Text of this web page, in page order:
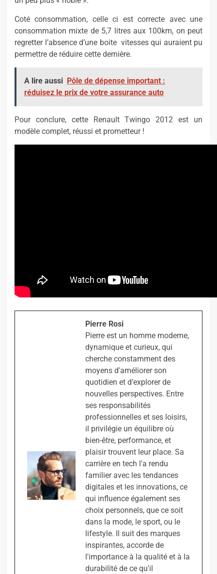
Coté consommation, celle ci est correcte avec une
consommation mixte de 5,7 litres aux 100km, on peut
regretter l’absence d’une boite vitesses qui auraient pu
permettre de réduire cette dernière.
A lire aussi Pôle de dépense important :
réduisez le prix de votre assurance auto
Pour conclure, cette Renault Twingo 2012 est un
modèle complet, réussi et prometteur !
Pierre Rosi
Pierre est un homme moderne,
dynamique et curieux, qui
cherche constamment des
moyens d'améliorer son
quotidien et d’explorer de
nouvelles perspectives. Entre
ses responsabilités
professionnelles et ses loisirs,
il privilégie un équilibre où
bien-être, performance, et
plaisir trouvent leur place. Sa
carrière en tech l'a rendu
familier avec les tendances
digitales et les innovations, ce
qui influence également ses
choix personnels, que ce soit
dans la mode, le sport, ou le
lifestyle. Il suit des marques
inspirantes, accorde de
l'importance à la qualité et à la
durabilité de ce qu'il